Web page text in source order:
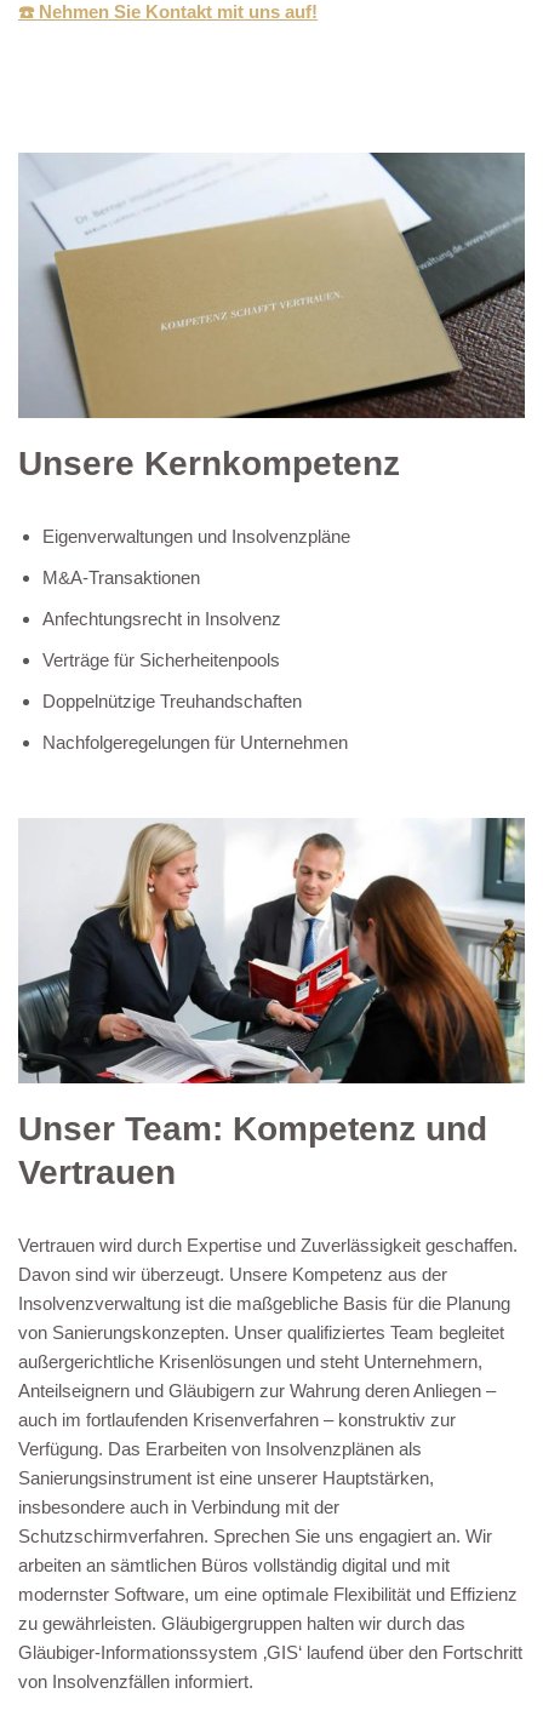
☎️ Nehmen Sie Kontakt mit uns auf!
Unsere Kernkompetenz
Eigenverwaltungen und Insolvenzpläne
M&A-Transaktionen
Anfechtungsrecht in Insolvenz
Verträge für Sicherheitenpools
Doppelnützige Treuhandschaften
Nachfolgeregelungen für Unternehmen
Unser Team: Kompetenz und
Vertrauen
Vertrauen wird durch Expertise und Zuverlässigkeit geschaffen.
Davon sind wir überzeugt. Unsere Kompetenz aus der
Insolvenzverwaltung ist die maßgebliche Basis für die Planung
von Sanierungskonzepten. Unser qualifiziertes Team begleitet
außergerichtliche Krisenlösungen und steht Unternehmern,
Anteilseignern und Gläubigern zur Wahrung deren Anliegen –
auch im fortlaufenden Krisenverfahren – konstruktiv zur
Verfügung. Das Erarbeiten von Insolvenzplänen als
Sanierungsinstrument ist eine unserer Hauptstärken,
insbesondere auch in Verbindung mit der
Schutzschirmverfahren. Sprechen Sie uns engagiert an. Wir
arbeiten an sämtlichen Büros vollständig digital und mit
modernster Software, um eine optimale Flexibilität und Effizienz
zu gewährleisten. Gläubigergruppen halten wir durch das
Gläubiger-Informationssystem ‚GIS‘ laufend über den Fortschritt
von Insolvenzfällen informiert.